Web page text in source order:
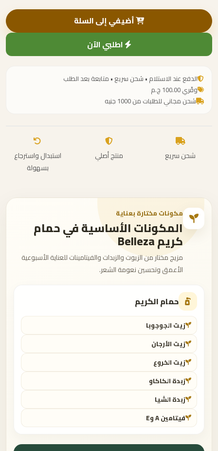
أضيفي إلى السلة
اطلبي الآن
الدفع عند الاستلام • شحن سريع • متابعة بعد الطلب
وفّري 100.00 ج.م
شحن مجاني للطلبات من 1000 جنيه
شحن سريع منتج أصلي
استبدال واسترجاع
بسهولة
مكونات مختارة بعناية
المكونات الأساسية في حمام
كريم Belleza
مزيج مختار من الزيوت والزبدات والفيتامينات للعناية الأسبوعية
الأعمق وتحسين نعومة الشعر.
حمام الكريم
زيت الجوجوبا
زيت الأرجان
زيت الخروع
زبدة الكاكاو
زبدة الشيا
فيتامين A وE